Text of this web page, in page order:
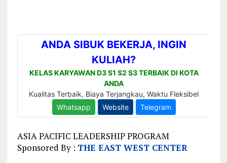
ASIA PACIFIC LEADERSHIP PROGRAM
Sponsored By : THE EAST WEST CENTER